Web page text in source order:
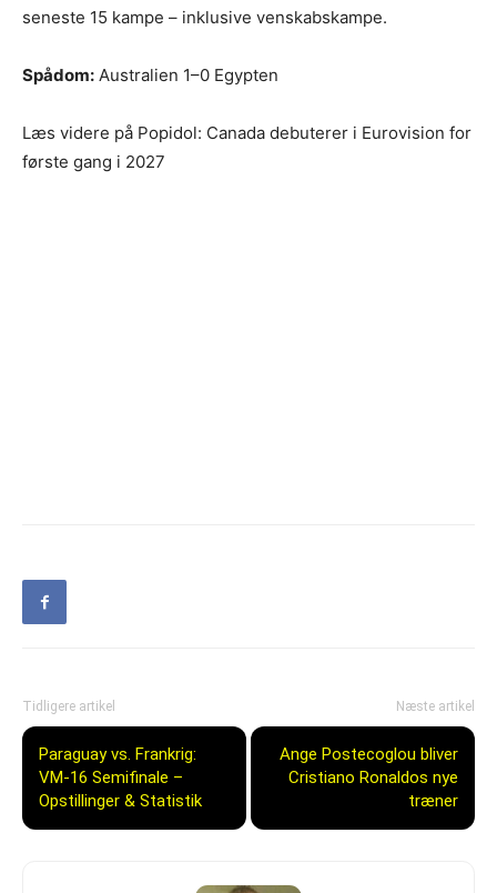
seneste 15 kampe – inklusive venskabskampe.
Spådom: Australien 1–0 Egypten
Læs videre på Popidol: Canada debuterer i Eurovision for
første gang i 2027
Tidligere artikel
Paraguay vs. Frankrig:
VM-16 Semifinale –
Opstillinger & Statistik
Næste artikel
Ange Postecoglou bliver
Cristiano Ronaldos nye
træner